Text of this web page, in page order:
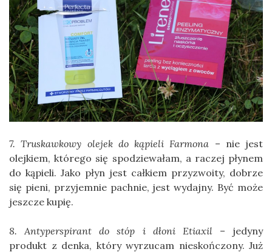
7. Truskawkowy olejek do kąpieli Farmona – nie jest
olejkiem, którego się spodziewałam, a raczej płynem
do kąpieli. Jako płyn jest całkiem przyzwoity, dobrze
się pieni, przyjemnie pachnie, jest wydajny. Być może
jeszcze kupię.
8. Antyperspirant do stóp i dłoni Etiaxil – jedyny
produkt z denka, który wyrzucam nieskończony. Już